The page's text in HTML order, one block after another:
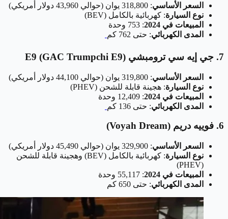
السعر الأساسي: 318,800 يوان (حوالي 43,960 دولار أمريكي)
نوع السيارة: كهربائية بالكامل (BEV)
المبيعات في 2024
: 753 وحدة
المدى الكهربائي: حتى 762 كم
7. جي إيه سي ترومبشي E9 (GAC Trumpchi E9)
السعر الأساسي: 319,800 يوان (حوالي 44,100 دولار أمريكي)
نوع السيارة: هجينة قابلة للشحن (PHEV)
المبيعات في 2024
: 12,409 وحدة
المدى الكهربائي: حتى 136 كم
6. فوييه دريم (Voyah Dream)
السعر الأساسي: 329,900 يوان (حوالي 45,490 دولار أمريكي)
نوع السيارة
: كهربائية بالكامل (BEV) وهجينة قابلة للشحن
(PHEV)
المبيعات في 2024
: 55,117 وحدة
المدى الكهربائي: حتى 650 كم